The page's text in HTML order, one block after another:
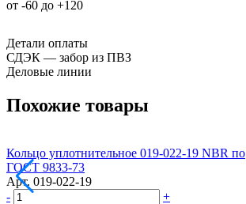
от -60 до +120
Детали оплаты
СДЭК — забор из ПВЗ
Деловые линии
Похожие товары
Кольцо уплотнительное 019-022-19 NBR по
ГОСТ 9833-73
Арт. 019-022-19
-
+